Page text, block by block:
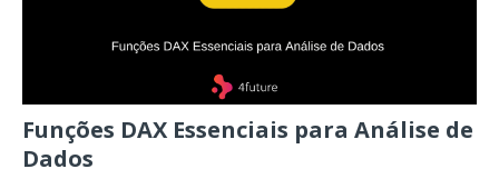
Funções DAX Essenciais para Análise de
Dados